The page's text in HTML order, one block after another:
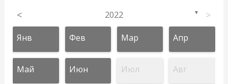
< 2022 ▼ >
Янв Фев Мар Апр
Май Июн Июл Авг